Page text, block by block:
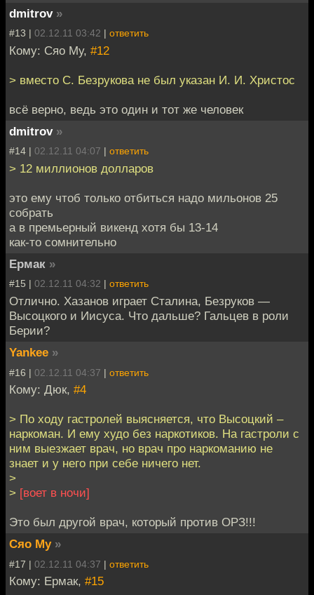
dmitrov »
#13 | 02.12.11 03:42 | ответить
Кому: Сяо Му, #12
> вместо С. Безрукова не был указан И. И. Христос
всё верно, ведь это один и тот же человек
dmitrov »
#14 | 02.12.11 04:07 | ответить
> 12 миллионов долларов
это ему чтоб только отбиться надо мильонов 25
собрать
а в премьерный викенд хотя бы 13-14
как-то сомнительно
Ермак »
#15 | 02.12.11 04:32 | ответить
Отлично. Хазанов играет Сталина, Безруков —
Высоцкого и Иисуса. Что дальше? Гальцев в роли
Берии?
Yankee »
#16 | 02.12.11 04:37 | ответить
Кому: Дюк, #4
> По ходу гастролей выясняется, что Высоцкий –
наркоман. И ему худо без наркотиков. На гастроли с
ним выезжает врач, но врач про наркоманию не
знает и у него при себе ничего нет.
>
> [воет в ночи]
Это был другой врач, который против ОРЗ!!!
Сяо Му »
#17 | 02.12.11 04:37 | ответить
Кому: Ермак, #15